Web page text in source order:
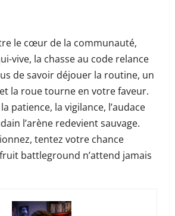
le cœur de la communauté,
vive, la chasse au code relance
de savoir déjouer la routine, un
la roue tourne en votre faveur.
patience, la vigilance, l’audace
l’arène redevient sauvage.
tentez votre chance
battleground n’attend jamais